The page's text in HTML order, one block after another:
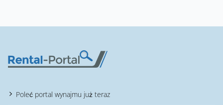
Poleć portal wynajmu już teraz